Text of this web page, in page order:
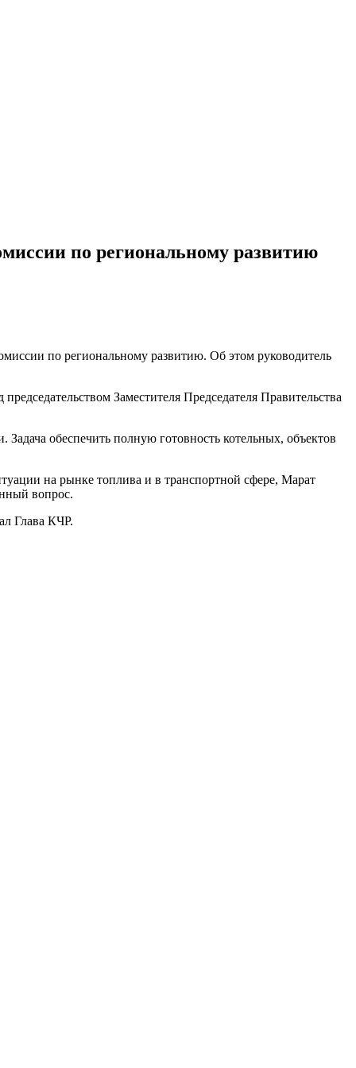
по региональному развитию
по региональному развитию. Об этом руководитель
Заместителя Председателя Правительства
обеспечить полную готовность котельных, объектов
на рынке топлива и в транспортной сфере, Марат
вопрос.
Глава КЧР.